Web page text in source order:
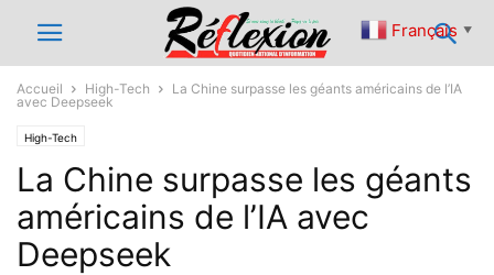
Accueil High-Tech
La Chine surpasse les géants américains de l’IA
avec Deepseek
High-Tech
La Chine surpasse les géants
américains de l’IA avec
Deepseek
Français ▼